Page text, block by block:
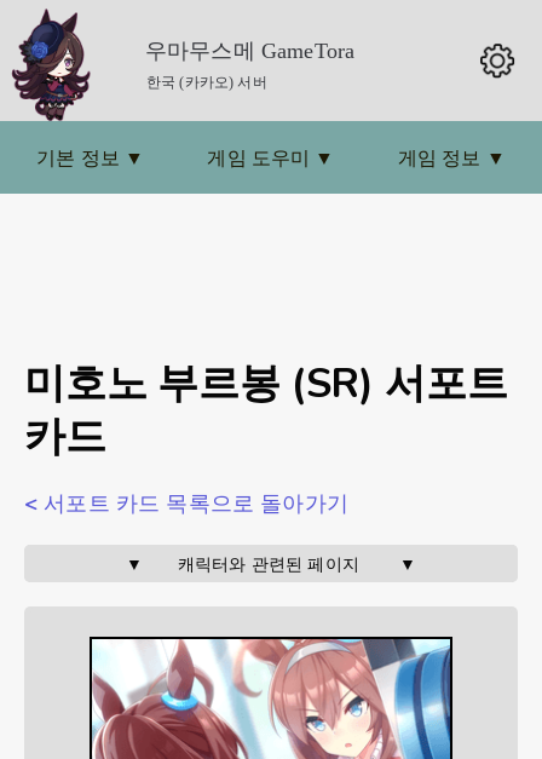
우마무스메 GameTora
한국 (카카오) 서버
기본 정보 ▼ 게임 도우미 ▼ 게임 정보 ▼
미호노 부르봉 (SR) 서포트
카드
< 서포트 카드 목록으로 돌아가기
▼       캐릭터와 관련된 페이지        ▼